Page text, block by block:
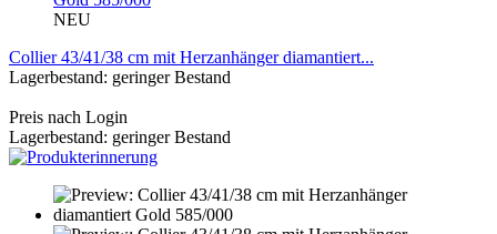
NEU
Collier 43/41/38 cm mit Herzanhänger diamantiert...
Lagerbestand: geringer Bestand
Preis nach Login
Lagerbestand: geringer Bestand